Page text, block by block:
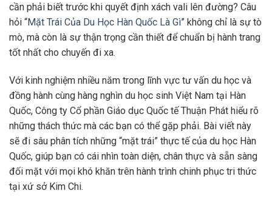
cần phải biết trước khi quyết định xách vali lên đường? Câu
hỏi “Mặt Trái Của Du Học Hàn Quốc Là Gì” không chỉ là sự tò
mò, mà còn là sự thận trọng cần thiết để chuẩn bị hành trang
tốt nhất cho chuyến đi xa.
Với kinh nghiệm nhiều năm trong lĩnh vực tư vấn du học và
đồng hành cùng hàng nghìn du học sinh Việt Nam tại Hàn
Quốc, Công ty Cổ phần Giáo dục Quốc tế Thuận Phát hiểu rõ
những thách thức mà các bạn có thể gặp phải. Bài viết này
sẽ đi sâu phân tích những “mặt trái” thực tế của du học Hàn
Quốc, giúp bạn có cái nhìn toàn diện, chân thực và sẵn sàng
đối mặt với mọi khó khăn trên hành trình chinh phục tri thức
tại xứ sở Kim Chi.